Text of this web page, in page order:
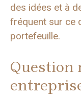
des idées et à
fréquent sur ce
portefeuille.
Question